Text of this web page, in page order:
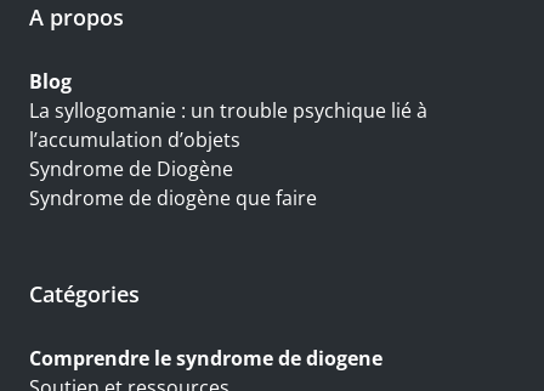
A propos
Blog
La syllogomanie : un trouble psychique lié à
l’accumulation d’objets
Syndrome de Diogène
Syndrome de diogène que faire
Catégories
Comprendre le syndrome de diogene